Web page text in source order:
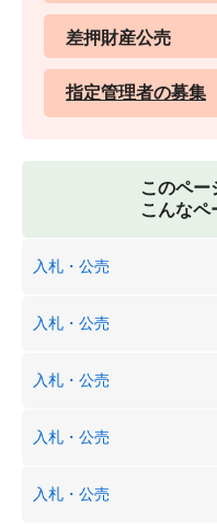
差押財産公売
指定管理者の募集
このペー
こんなペ
入札・公売
入札・公売
入札・公売
入札・公売
入札・公売